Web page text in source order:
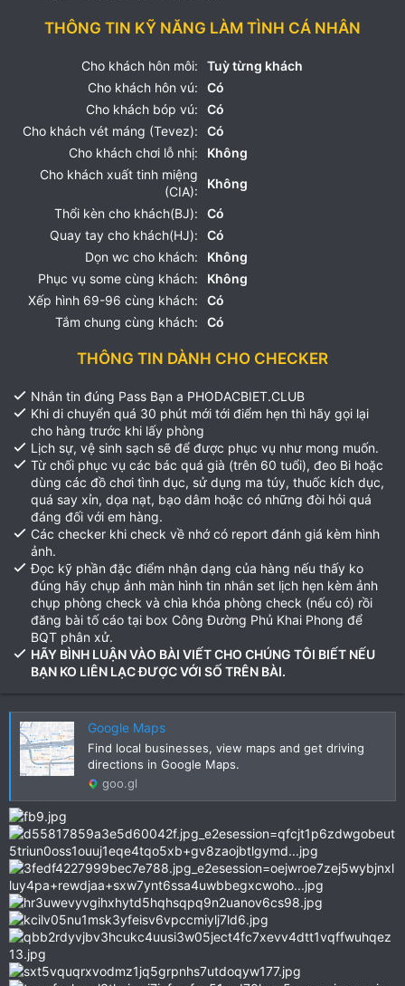
THÔNG TIN KỸ NĂNG LÀM TÌNH CÁ NHÂN
Cho khách hôn môi:
Tuỳ từng khách
Cho khách hôn vú:
Có
Cho khách bóp vú:
Có
Cho khách vét máng (Tevez):
Có
Cho khách chơi lỗ nhị:
Không
Cho khách xuất tinh miệng
(CIA):
Không
Thổi kèn cho khách(BJ):
Có
Quay tay cho khách(HJ):
Có
Dọn wc cho khách:
Không
Phục vụ some cùng khách:
Không
Xếp hình 69-96 cùng khách:
Có
Tắm chung cùng khách:
Có
THÔNG TIN DÀNH CHO CHECKER
Nhắn tin đúng Pass Bạn a PHODACBIET.CLUB
Khi di chuyển quá 30 phút mới tới điểm hẹn thì hãy gọi lại
cho hàng trước khi lấy phòng
Lịch sự, vệ sinh sạch sẽ để được phục vụ như mong muốn.
Từ chối phục vụ các bác quá già (trên 60 tuổi), đeo Bi hoặc
dùng các đồ chơi tình dục, sử dụng ma túy, thuốc kích dục,
quá say xỉn, dọa nạt, bạo dâm hoặc có những đòi hỏi quá
đáng đối với em hàng.
Các checker khi check về nhớ có report đánh giá kèm hình
ảnh.
Đọc kỹ phần đặc điểm nhận dạng của hàng nếu thấy ko
đúng hãy chụp ảnh màn hình tin nhắn set lịch hẹn kèm ảnh
chụp phòng check và chìa khóa phòng check (nếu có) rồi
đăng bài tố cáo tại box Công Đường Phủ Khai Phong để
BQT phân xử.
HÃY BÌNH LUẬN VÀO BÀI VIẾT CHO CHÚNG TÔI BIẾT NẾU
BẠN KO LIÊN LẠC ĐƯỢC VỚI SỐ TRÊN BÀI.
Google Maps
Find local businesses, view maps and get driving
directions in Google Maps.
goo.gl